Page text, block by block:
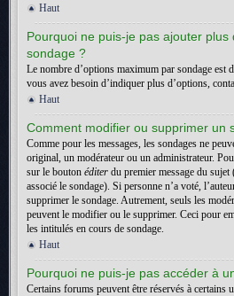
Haut
Pourquoi ne puis-je pas ajouter plus
sondage ?
Le nombre d’options maximum par sondage est
vous avez besoin d’indiquer plus d’options,
Haut
Comment modifier ou supprimer un
Comme pour les messages, les sondages ne
original, un modérateur ou un administrateur.
sur le bouton éditer du premier message du
associé le sondage). Si personne n’a voté,
supprimer le sondage. Autrement, seuls les
peuvent le modifier ou le supprimer. Ceci pour
les intitulés en cours de sondage.
Haut
Pourquoi ne puis-je pas accéder à
Certains forums peuvent être réservés à certains